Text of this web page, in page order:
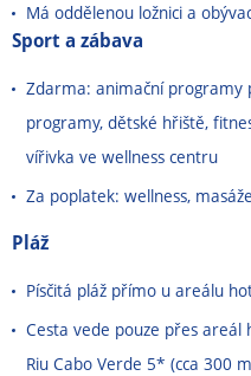
Má oddělenou ložnici a
Sport a zábava
Zdarma: animační programy
programy, dětské hřiště,
vířivka ve wellness centru
Za poplatek: wellness, masáže
Pláž
Písčitá pláž přímo u areálu
Cesta vede pouze přes
Riu Cabo Verde 5* (cca 300